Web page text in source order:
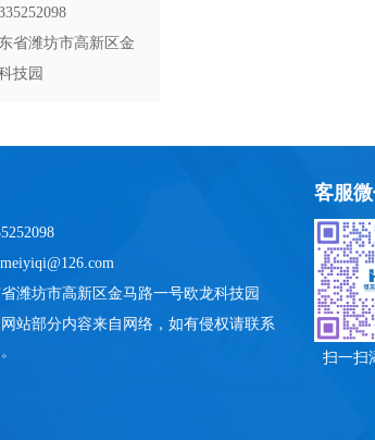
省潍坊市高新区金
技园
潍坊市高新区金马路一号欧龙科技园
站部分内容来自网络，如有侵权请联系
客服
扫一扫